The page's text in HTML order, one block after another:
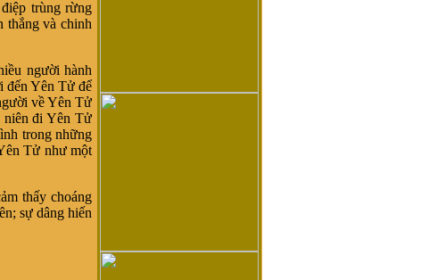
trùng rừng
thắng và chinh
người hành
đến Yên Tử để
về Yên Tử
niên đi Yên Tử
trong những
Tử như một
thấy choáng
sự dâng hiến